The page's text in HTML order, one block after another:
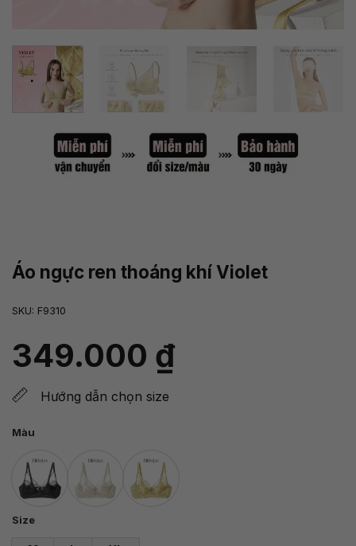
Áo ngực ren thoáng khí Violet
SKU: F9310
349.000 ₫
Hướng dẫn chọn size
Màu
Size